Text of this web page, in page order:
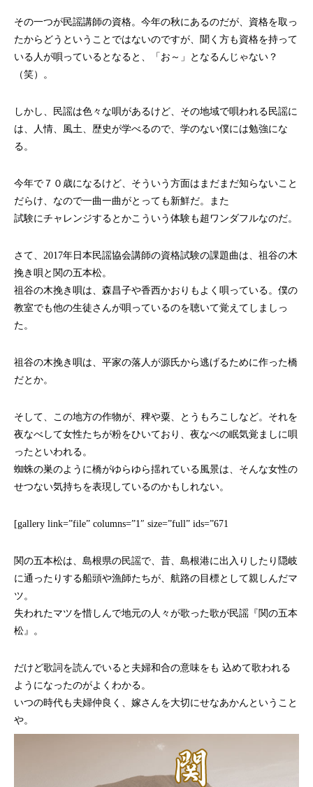
その一つが民謡講師の資格。今年の秋にあるのだが、資格を取っ
たからどうということではないのですが、聞く方も資格を持って
いる人が唄っているとなると、「お～」となるんじゃない？
（笑）。
しかし、民謡は色々な唄があるけど、その地域で唄われる民謡に
は、人情、風土、歴史が学べるので、学のない僕には勉強にな
る。
今年で７０歳になるけど、そういう方面はまだまだ知らないこと
だらけ、なので一曲一曲がとっても新鮮だ。また
試験にチャレンジするとかこういう体験も超ワンダフルなのだ。
さて、 2017年日本民謡協会講師の資格試験の課題曲は、祖谷の木
挽き唄と関の五本松。
祖谷の木挽き唄は、森昌子や香西かおりもよく唄っている。僕の
教室でも他の生徒さんが唄っているのを聴いて覚えてしましっ
た。
祖谷の木挽き唄は、平家の落人が源氏から逃げるために作った橋
だとか。
そして、この地方の作物が、稗や粟、とうもろこしなど。それを
夜なべして女性たちが粉をひいており、夜なべの眠気覚ましに唄
ったといわれる。
蜘蛛の巣のように橋がゆらゆら揺れている風景は、そんな女性の
せつない気持ちを表現しているのかもしれない。
[gallery link=”file” columns=”1″ size=”full” ids=”671
関の五本松は、島根県の民謡で、昔、島根港に出入りしたり隠岐
に通ったりする船頭や漁師たちが、航路の目標として親しんだマ
ツ。
失われたマツを惜しんで地元の人々が歌った歌が民謡『関の五本
松』。
だけど歌詞を読んでいると夫婦和合の意味をも 込めて歌われる
ようになったのがよくわかる。
いつの時代も夫婦仲良く、嫁さんを大切にせなあかんということ
や。